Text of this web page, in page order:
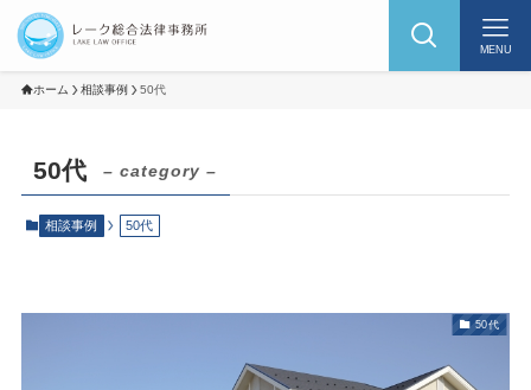
MENU
ホーム 相談事例 50代
50代 – category –
相談事例 50代
50代